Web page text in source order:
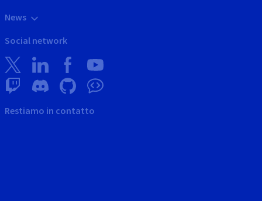
News
Social network
Restiamo in contatto